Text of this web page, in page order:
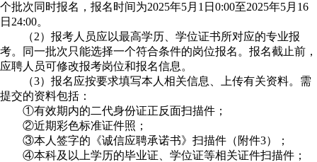
个批次同时报名，报名时间为2025年5月1日0:00至2025年5月16
日24:00。
（2）报考人员应以最高学历、学位证书所对应的专业报
考。同一批次只能选择一个符合条件的岗位报名。报名截止前，
应聘人员可修改报考岗位和报名信息。
（3）报名应按要求填写本人相关信息、上传有关资料。需
提交的资料包括：
①有效期内的二代身份证正反面扫描件；
②近期彩色标准证件照；
③本人签字的《诚信应聘承诺书》扫描件（附件3）；
④本科及以上学历的毕业证、学位证等相关证件扫描件；